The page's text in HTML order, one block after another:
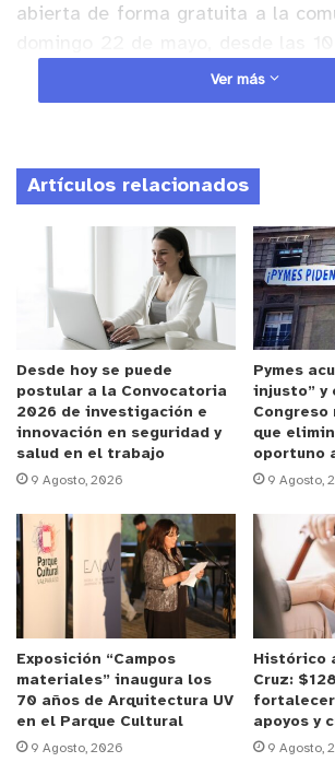
abierta de forma gratuita a la
horas. Iniciativa que reúne
artistas nacionales como Juan
comuna de Papudo, como las
Chalet Recart, la antigua
Anuncio Patrocinado
Al respecto, la alcaldesa de
Adasme Donoso señaló que
nuevos espacios a la cultura, y es
contexto de la conmemoración de
la Municipalidad de Papudo, hemos
en conjunto con la fundación
exposición conmemorativa de
Durante toda la semana va a
salón consistorial esta exposición
y vecinas que quieran ir a
acercar el arte y la cultura a
lo cual extendemos esta invitación
ellos para que no se pierda esta
Por su parte, la presidenta de
Ver más
Artículos relacionados
Desde hoy se puede
postular a la Convocatoria
2026 de investigación e
innovación en seguridad y
salud en el trabajo
9 Agosto, 2026
Pymes
injusto” y
que
oportuno
9 Agosto,
Exposición “Campos
materiales” inaugura los
70 años de Arquitectura UV
en el Parque Cultural
9 Agosto, 2026
Histórico
Cruz:
apoyos y
9 Agosto,